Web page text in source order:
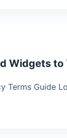
Widgets to
Terms Guide